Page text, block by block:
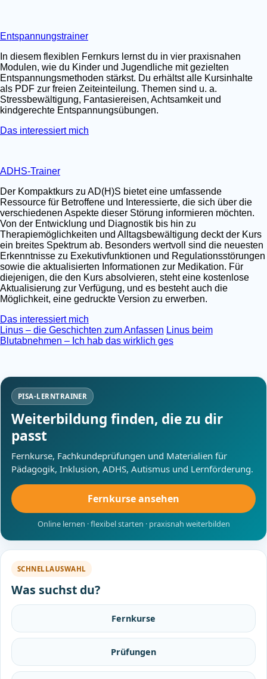
Entspannungstrainer
In diesem flexiblen Fernkurs lernst du in vier praxisnahen
Modulen, wie du Kinder und Jugendliche mit gezielten
Entspannungsmethoden stärkst. Du erhältst alle Kursinhalte
als PDF zur freien Zeiteinteilung. Themen sind u. a.
Stressbewältigung, Fantasiereisen, Achtsamkeit und
kindgerechte Entspannungsübungen.
Das interessiert mich
ADHS-Trainer
Der Kompaktkurs zu AD(H)S bietet eine umfassende
Ressource für Betroffene und Interessierte, die sich über die
verschiedenen Aspekte dieser Störung informieren möchten.
Von der Entwicklung und Diagnostik bis hin zu
Therapiemöglichkeiten und Alltagsbewältigung deckt der Kurs
ein breites Spektrum ab. Besonders wertvoll sind die neuesten
Erkenntnisse zu Exekutivfunktionen und Regulationsstörungen
sowie die aktualisierten Informationen zur Medikation. Für
diejenigen, die den Kurs absolvieren, steht eine kostenlose
Aktualisierung zur Verfügung, und es besteht auch die
Möglichkeit, eine gedruckte Version zu erwerben.
Das interessiert mich
Linus – die Geschichten zum Anfassen Linus beim
Blutabnehmen – Ich hab das wirklich ges
PISA-LERNTRAINER
Weiterbildung finden, die zu dir
passt
Fernkurse, Fachkundeprüfungen und Materialien für
Pädagogik, Inklusion, ADHS, Autismus und Lernförderung.
Fernkurse ansehen
Online lernen · flexibel starten · praxisnah weiterbilden
SCHNELLAUSWAHL
Was suchst du?
Fernkurse
Prüfungen